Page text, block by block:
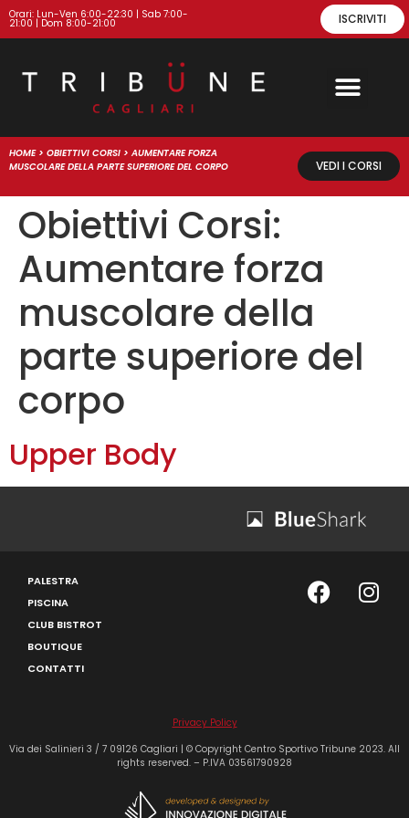
Orari: Lun-Ven 6:00-22:30 | Sab 7:00-
21:00 | Dom 8:00-21:00 ISCRIVITI
HOME> OBIETTIVI CORSI > AUMENTARE FORZA
MUSCOLARE DELLA PARTE SUPERIORE DEL CORPO
VEDI I CORSI
Obiettivi Corsi:
Aumentare forza
muscolare della
parte superiore del
corpo
Upper Body
PALESTRA
PISCINA
CLUB BISTROT
BOUTIQUE
CONTATTI
Privacy Policy
Via dei Salinieri 3 / 7 09126 Cagliari | © Copyright Centro Sportivo Tribune 2023. All
rights reserved. – P.IVA 03561790928